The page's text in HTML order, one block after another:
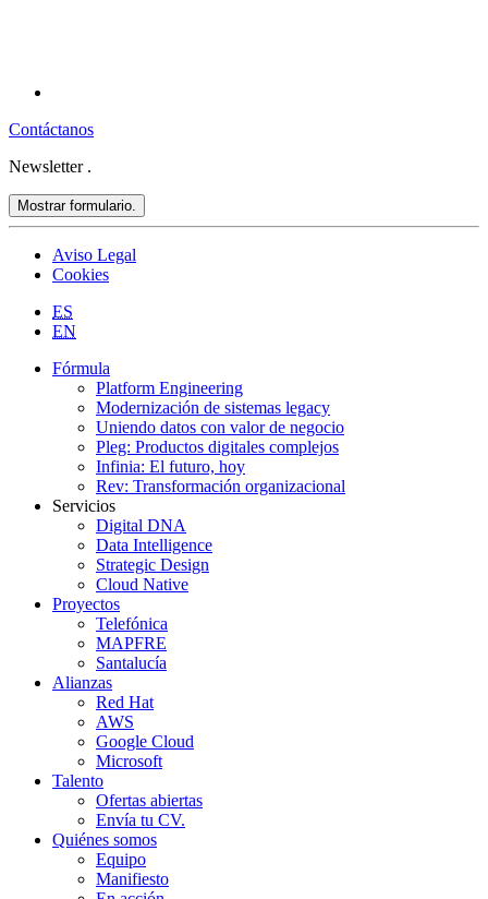
Contáctanos
Newsletter .
Mostrar formulario.
Aviso Legal
Cookies
ES
EN
Fórmula
Platform Engineering
Modernización de sistemas legacy
Uniendo datos con valor de negocio
Pleg: Productos digitales complejos
Infinia: El futuro, hoy
Rev: Transformación organizacional
Servicios
Digital DNA
Data Intelligence
Strategic Design
Cloud Native
Proyectos
Telefónica
MAPFRE
Santalucía
Alianzas
Red Hat
AWS
Google Cloud
Microsoft
Talento
Ofertas abiertas
Envía tu CV.
Quiénes somos
Equipo
Manifiesto